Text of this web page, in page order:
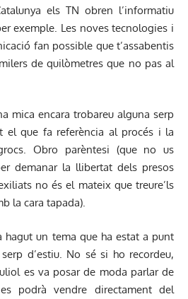
els TN obren l’informatiu
exemple. Les noves tecnologies i
fan possible que t’assabentis
de quilòmetres que no pas al
mica encara trobareu alguna serp
el que fa referència al procés i la
Obro parèntesi (que no us
demanar la llibertat dels presos
no és el mateix que treure’ls
la cara tapada).
hagut un tema que ha estat a punt
d’estiu. No sé si ho recordeu,
es va posar de moda parlar de
podrà vendre directament del